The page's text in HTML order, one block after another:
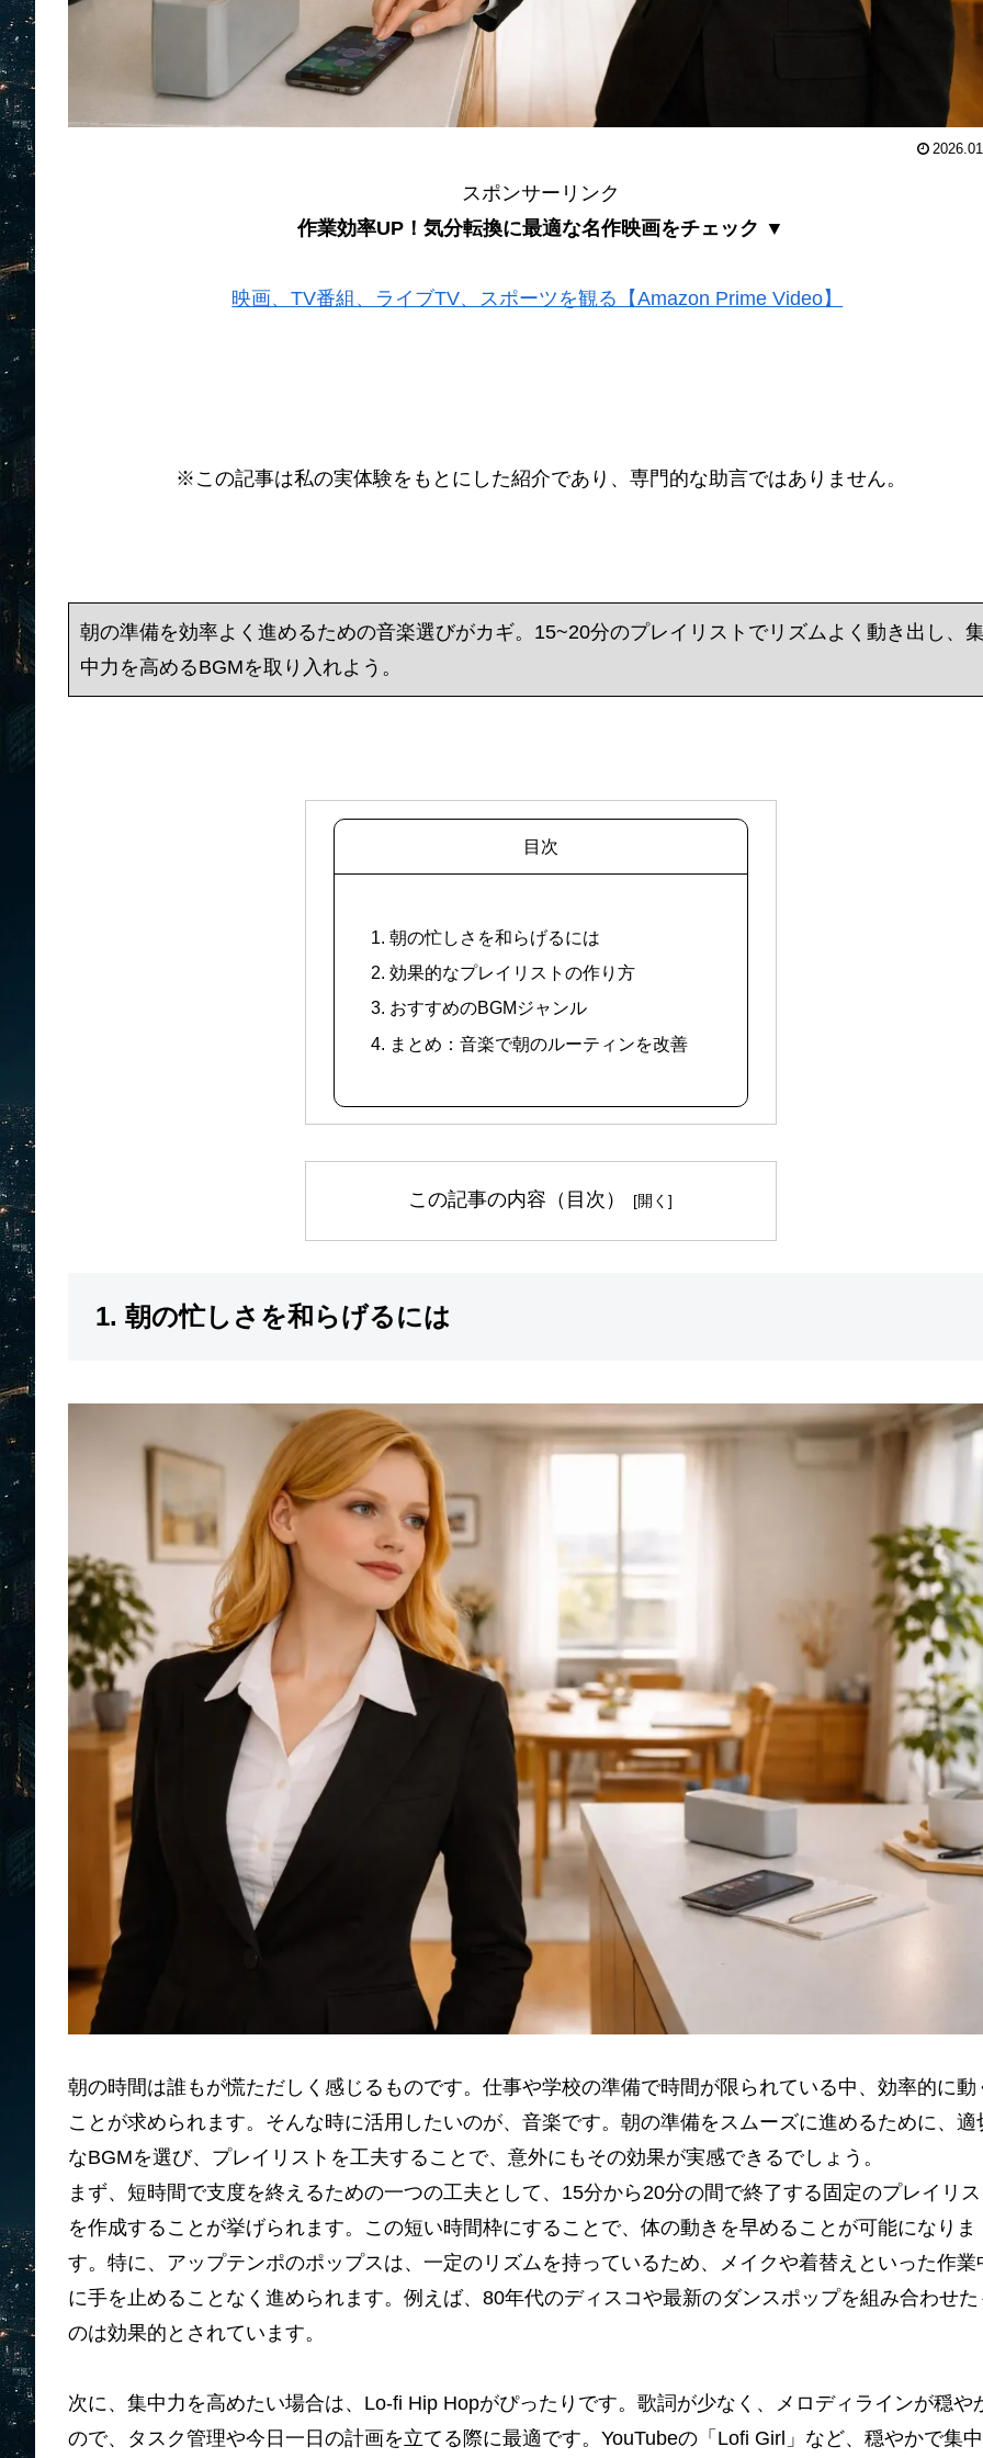
スポンサーリンク
作業効率UP！気分転換に最適な名作映画をチェック ▼
映画、TV番組、ライブTV、スポーツを観る【Amazon Prime Video】
※この記事は私の実体験をもとにした紹介であり、専門的な助言ではありません。
朝の準備を効率よく進めるための音楽選びがカギ。15~20分のプレイリストでリズムよく動き出し、
中力を高めるBGMを取り入れよう。
目次
1. 朝の忙しさを和らげるには
2. 効果的なプレイリストの作り方
3. おすすめのBGMジャンル
4. まとめ：音楽で朝のルーティンを改善
この記事の内容（目次）
1. 朝の忙しさを和らげるには
朝の時間は誰もが慌ただしく感じるものです。仕事や学校の準備で時間が限られている中、効率的に動
ことが求められます。そんな時に活用したいのが、音楽です。朝の準備をスムーズに進めるために、適
なBGMを選び、プレイリストを工夫することで、意外にもその効果が実感できるでしょう。
まず、短時間で支度を終えるための一つの工夫として、15分から20分の間で終了する固定のプレイリ
を作成することが挙げられます。この短い時間枠にすることで、体の動きを早めることが可能になりま
す。特に、アップテンポのポップスは、一定のリズムを持っているため、メイクや着替えといった作業
に手を止めることなく進められます。例えば、80年代のディスコや最新のダンスポップを組み合わせた
のは効果的とされています。
次に、集中力を高めたい場合は、Lo-fi Hip Hopがぴったりです。歌詞が少なく、メロディラインが穏や
ので、タスク管理や今日一日の計画を立てる際に最適です。YouTubeの「Lofi Girl」など、穏やかで集